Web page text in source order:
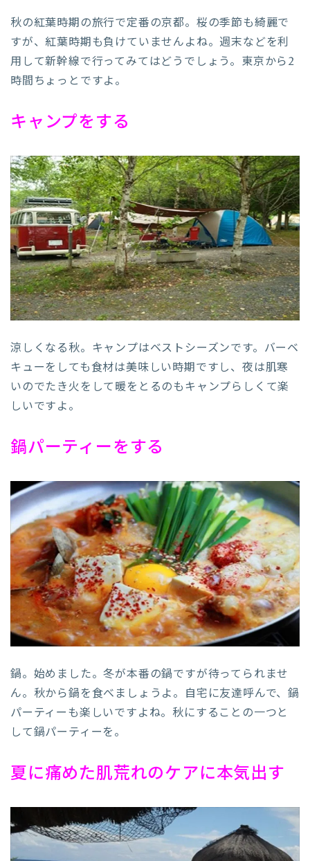
秋の紅葉時期の旅行で定番の京都。桜の季節も綺麗で
すが、紅葉時期も負けていませんよね。週末などを利
用して新幹線で行ってみてはどうでしょう。東京から2
時間ちょっとですよ。
キャンプをする
涼しくなる秋。キャンプはベストシーズンです。バーベ
キューをしても食材は美味しい時期ですし、夜は肌寒
いのでたき火をして暖をとるのもキャンプらしくて楽
しいですよ。
鍋パーティーをする
鍋。始めました。冬が本番の鍋ですが待ってられませ
ん。秋から鍋を食べましょうよ。自宅に友達呼んで、鍋
パーティーも楽しいですよね。秋にすることの一つと
して鍋パーティーを。
夏に痛めた肌荒れのケアに本気出す